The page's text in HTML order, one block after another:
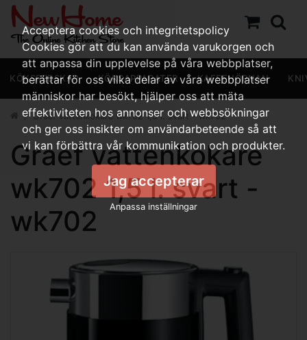
KÖKSREDSKAP KÖKSAPPARATER KAFFEHÖRNAN
Graef vattenkokare wk702 1,5 l. svart - wk702
Graef vattenkokare
wk702 1,5 l. svart -
wk702
Acceptera cookies och integritetspolicy
Cookies gör att du kan använda varukorgen och
att anpassa din upplevelse på våra webbplatser,
berättar för oss vilka delar av våra webbplatser
människor har besökt, hjälper oss att mäta
effektiviteten hos annonser och webbsökningar
och ger oss insikter om användarbeteende så att
vi kan förbättra vår kommunikation och produkter.
Jag accepterar
Anpassa inställningar